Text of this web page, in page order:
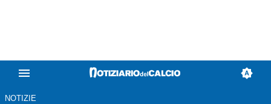
NOTIZIE